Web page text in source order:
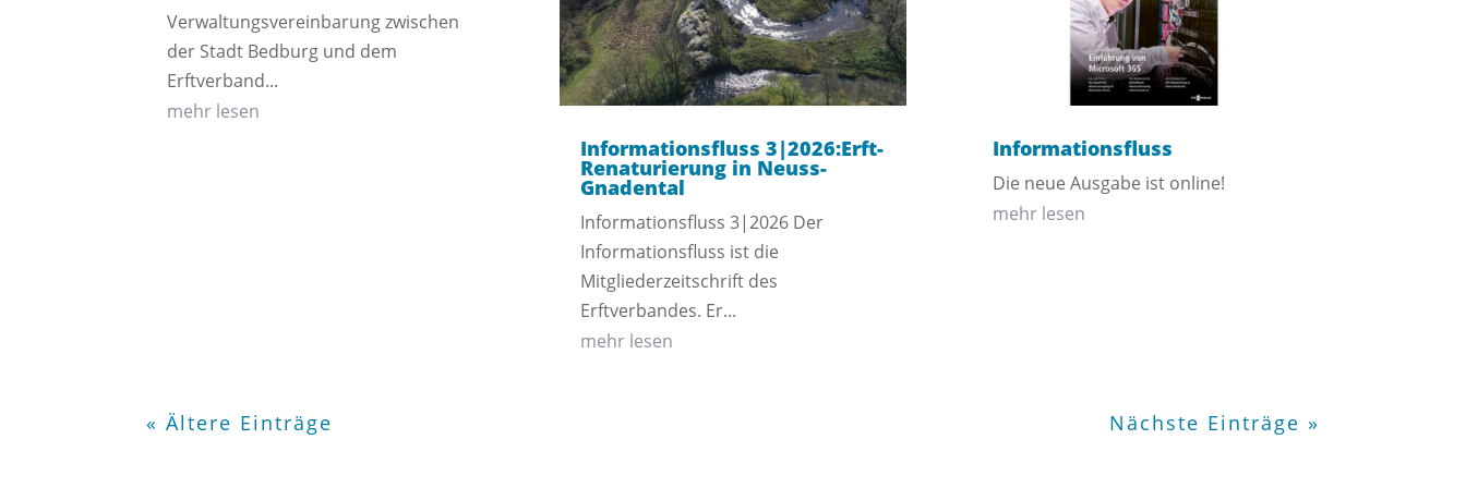
Verwaltungsvereinbarung zwischen
der Stadt Bedburg und dem
Erftverband...
mehr lesen
Informationsfluss 3|2026:Erft-
Renaturierung in Neuss-
Gnadental
Informationsfluss 3|2026 Der
Informationsfluss ist die
Mitgliederzeitschrift des
Erftverbandes. Er...
mehr lesen
Informationsfluss
Die neue Ausgabe ist online!
mehr lesen
« Ältere Einträge Nächste Einträge »